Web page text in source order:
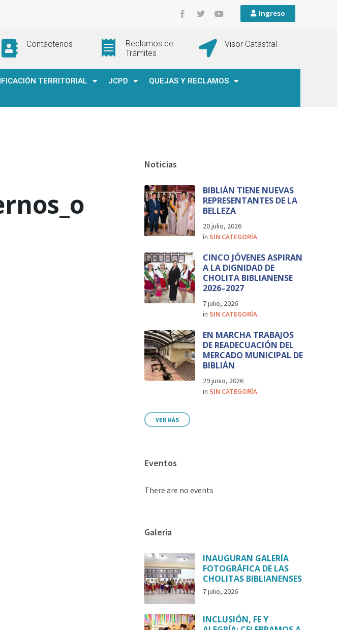
Ingreso
Contáctenos
Reclamos de
Trámites
Visor Catastral
TERRITORIAL JCPD
QUEJAS Y RECLAMOS
Noticias
BIBLIÁN TIENE NUEVAS
REPRESENTANTES DE LA
BELLEZA
20 julio, 2026
inSIN CATEGORÍA
CINCO JÓVENES ASPIRAN
A LA DIGNIDAD DE
CHOLITA BIBLIANENSE
2026–2027
7 julio, 2026
inSIN CATEGORÍA
EN MARCHA TRABAJOS
DE READECUACIÓN DEL
MERCADO MUNICIPAL DE
BIBLIÁN
29 junio, 2026
inSIN CATEGORÍA
VER MÁS
Eventos
There are no events
Galeria
INAUGURAN GALERÍA
FOTOGRÁFICA DE LAS
CHOLITAS BIBLIANENSES
7 julio, 2026
INCLUSIÓN, FE Y